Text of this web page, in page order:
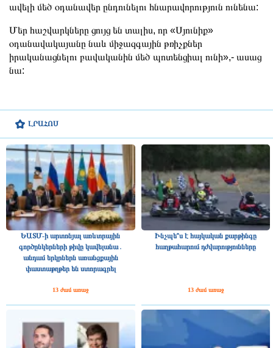
ԼՐԱՀՈՍ
ԵԱՏՄ-ի արտոնյալ առևտրային
գործընկերների թիվը կավելանա․
անդամ երկրներն առանցքային
փաստաթղթեր են ստորագրել
13 ժամ առաջ
Ինչպե՞ս է հայկական քարթինգը
հաղթահարում դժվարությունները
13 ժամ առաջ
ավելի մեծ օդանավեր ընդունելու հնարավորություն ունենա:
Մեր հաշվարկները ցույց են տալիս, որ «Սյունիք»
օդանավակայանը նաև միջազգային թռիչքներ
իրականացնելու բավականին մեծ պոտենցիալ ունի»,- ասաց
նա: